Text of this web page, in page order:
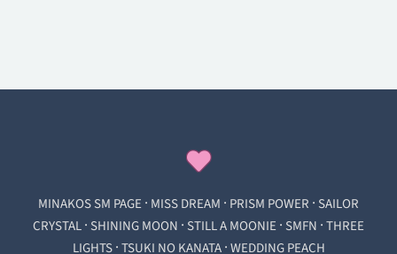
MINAKOS SM PAGE· MISS DREAM · PRISM POWER ·SAILOR
CRYSTAL·SHINING MOON ·STILL A MOONIE·SMFN ·THREE
LIGHTS·TSUKI NO KANATA·WEDDING PEACH